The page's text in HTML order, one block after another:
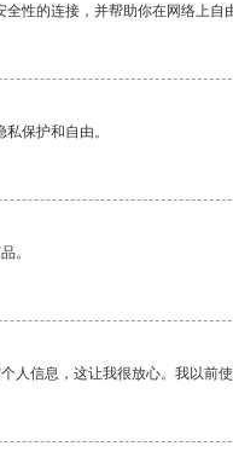
性的连接，并帮助你在网络上自
保护和自由。
。
人信息，这让我很放心。我以前